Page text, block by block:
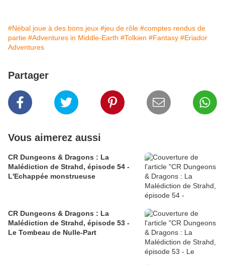
#Nébal joue à des bons jeux #jeu de rôle #comptes rendus de
partie #Adventures in Middle-Earth #Tolkien #Fantasy #Eriador
Adventures
Partager
Vous aimerez aussi
CR Dungeons & Dragons : La
Malédiction de Strahd, épisode 54 -
L'Echappée monstrueuse
CR Dungeons & Dragons : La
Malédiction de Strahd, épisode 53 -
Le Tombeau de Nulle-Part